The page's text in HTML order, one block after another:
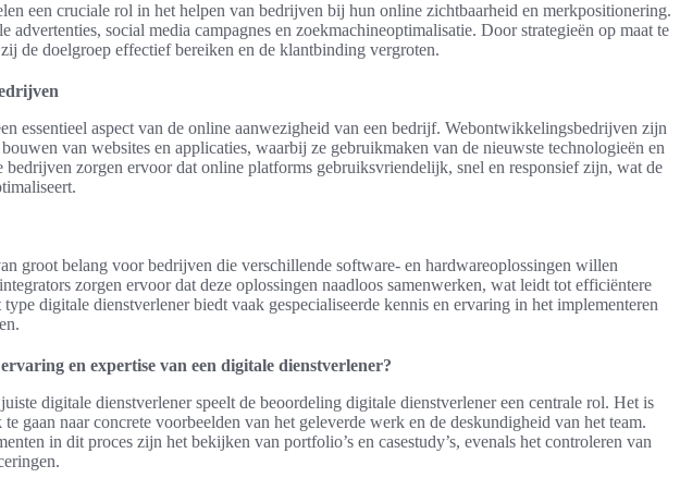
een cruciale rol in het helpen van bedrijven bij hun online zichtbaarheid en merkpositionering.
advertenties, social media campagnes en zoekmachineoptimalisatie. Door strategieën op maat te
de doelgroep effectief bereiken en de klantbinding vergroten.
essentieel aspect van de online aanwezigheid van een bedrijf. Webontwikkelingsbedrijven zijn
van websites en applicaties, waarbij ze gebruikmaken van de nieuwste technologieën en
bedrijven zorgen ervoor dat online platforms gebruiksvriendelijk, snel en responsief zijn, wat de
groot belang voor bedrijven die verschillende software- en hardwareoplossingen willen
zorgen ervoor dat deze oplossingen naadloos samenwerken, wat leidt tot efficiëntere
digitale dienstverlener biedt vaak gespecialiseerde kennis en ervaring in het implementeren
en expertise van een digitale dienstverlener?
digitale dienstverlener speelt de beoordeling digitale dienstverlener een centrale rol. Het is
te gaan naar concrete voorbeelden van het geleverde werk en de deskundigheid van het team.
in dit proces zijn het bekijken van portfolio’s en casestudy’s, evenals het controleren van